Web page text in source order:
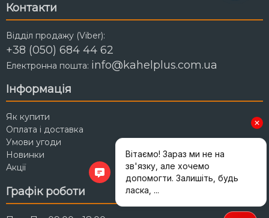
Контакти
Відділ продажу (Viber):
+38 (050) 684 44 62
Електронна пошта: info@kahelplus.com.ua
Інформація
Як купити
Оплата і доставка
Умови угоди
Новинки
Акції
Графік роботи